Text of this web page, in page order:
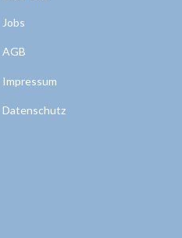
Jobs
AGB
Impressum
Datenschutz